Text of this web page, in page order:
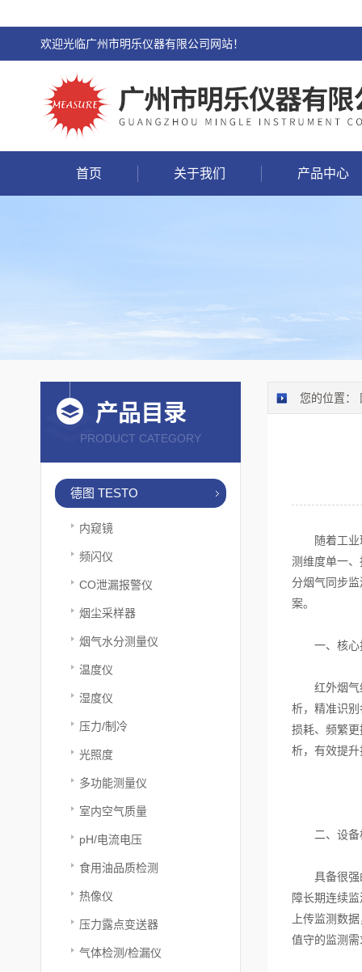
欢迎光临广州市明乐仪器有限公司网站！
首页 关于我们 产品中心
产品目录
PRODUCT CATEGORY
德图 TESTO
内窥镜
频闪仪
CO泄漏报警仪
烟尘采样器
烟气水分测量仪
温度仪
湿度仪
压力/制冷
光照度
多功能测量仪
室内空气质量
pH/电流电压
食用油品质检测
热像仪
压力露点变送器
气体检测/检漏仪
您的位置：
随着工业环
测维度单一
分烟气同步
案。
一、核心
红外烟气综
析，精准识
损耗、频繁
析，有效提
二、设备
具备很强的
障长期连续
上传监测数
值守的监测需